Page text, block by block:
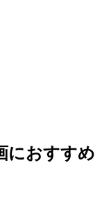
におすすめ